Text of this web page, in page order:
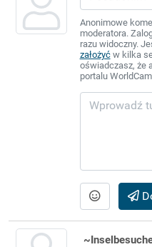
Anonimowe
moderatora.
razu widoczny.
założyćw kilka
oświadczasz, że
portalu